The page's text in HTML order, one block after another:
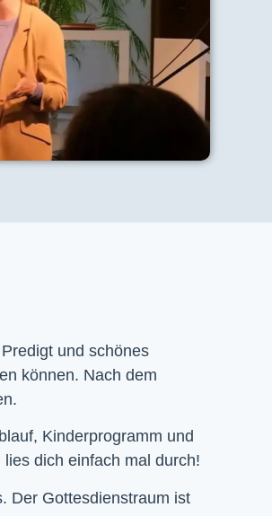
und schönes
können. Nach dem
Kinderprogramm und
dich einfach mal durch!
Der Gottesdienstraum ist